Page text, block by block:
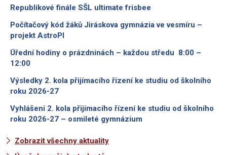
Republikové finále SŠL ultimate frisbee
Počítačový kód žáků Jiráskova gymnázia ve vesmíru –
projekt AstroPI
Úřední hodiny o prázdninách – každou středu 8:00 –
12:00
Výsledky 2. kola přijímacího řízení ke studiu od školního
roku 2026-27
Vyhlášení 2. kola přijímacího řízení ke studiu od školního
roku 2026-27 – osmileté gymnázium
Zobrazit všechny aktuality